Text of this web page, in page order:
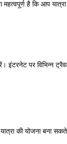
है कि आप
इंटरनेट पर विभिन्न
की योजना बना